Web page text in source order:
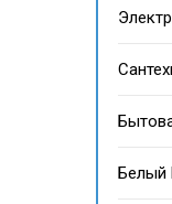
Белый